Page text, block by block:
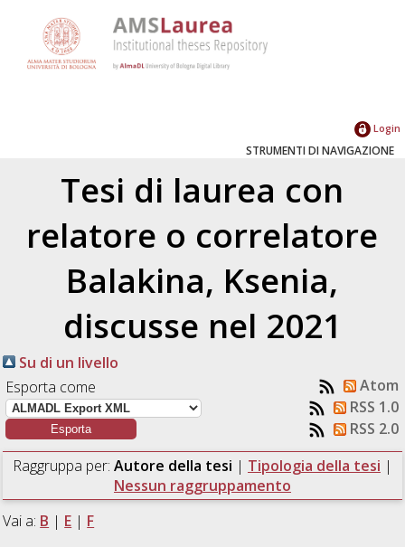
Login
STRUMENTI DI NAVIGAZIONE
Tesi di laurea con
relatore o correlatore
Balakina, Ksenia,
discusse nel 2021
Su di un livello
Esporta come
Atom
RSS 1.0
RSS 2.0
Raggruppa per: Autore della tesi | Tipologia della tesi |
Nessun raggruppamento
Vai a: B | E | F